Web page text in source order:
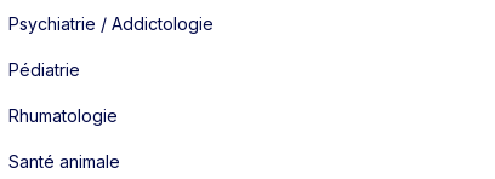
Psychiatrie / Addictologie
Pédiatrie
Rhumatologie
Santé animale